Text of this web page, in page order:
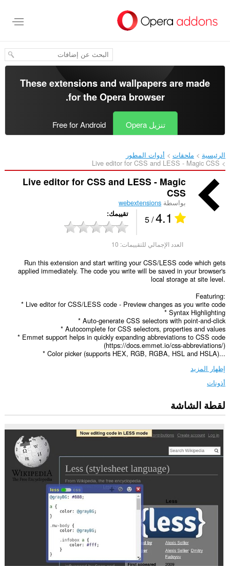
المحتوى
These extensions and wallpapers are made
for theOpera browser
.
تنزيل Opera Free for Android
الرئيسية ملحقات
أدوات المطور
Live editor for CSS and LESS - Magic CSS‎
Live editor for CSS and LESS - Magic
CSS
بواسطة webextensions
4.1
/ 5 تقييمك
العدد الإجمالي للتقييمات: 10
Run this extension and start writing your CSS/LESS code which gets
applied immediately. The code you write will be saved in your browser's
local storage at site level.
Featuring:
* Live editor for CSS/LESS code - Preview changes as you write code
* Syntax Highlighting
* Auto-generate CSS selectors with point-and-click
* Autocomplete for CSS selectors, properties and values
* Emmet support helps in quickly expanding abbreviations to CSS code
(https://docs.emmet.io/css-abbreviations/)
* Color picker (supports HEX, RGB, RGBA, HSL and HSLA)...
إظهار المزيد
أذونات
يستطيع
هذا
الوصول
إلى
بياناتك
على
لقطة الشاشة